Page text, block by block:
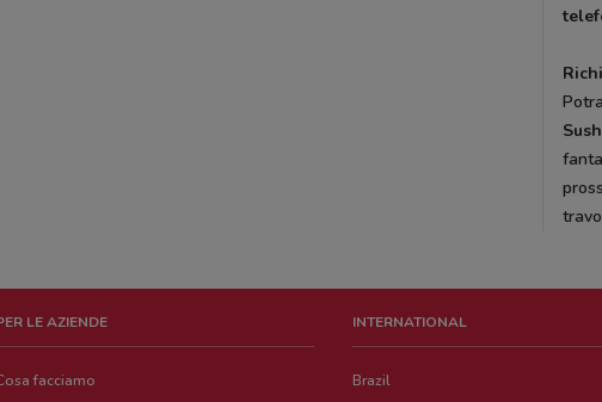
LE AZIENDE
facciamo
INTERNATIONAL
Brazil